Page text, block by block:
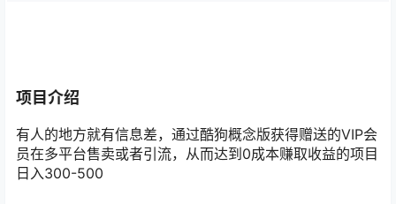
项目介绍
有人的地方就有信息差，通过酷狗概念版获得赠送的VIP会
员在多平台售卖或者引流，从而达到0成本赚取收益的项目
日入300-500